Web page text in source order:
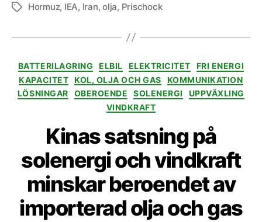
Etiketter
Hormuz, IEA, Iran,olja, Prischock
Kategorier
BATTERILAGRING ELBIL ELEKTRICITET
FRI ENERGI
KAPACITET KOL, OLJA OCH GAS
KOMMUNIKATION
LÖSNINGAR
OBEROENDE SOLENERGI
UPPVÄXLING
VINDKRAFT
Kinas satsning på
solenergi och vindkraft
minskar beroendet av
importerad olja och gas